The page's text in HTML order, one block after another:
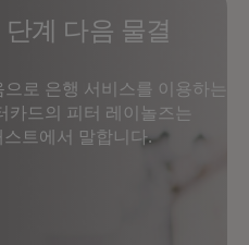
계 다음 물결
로 은행 서비스를 이용하는
드의 피터 레이놀즈는
트에서 말합니다.